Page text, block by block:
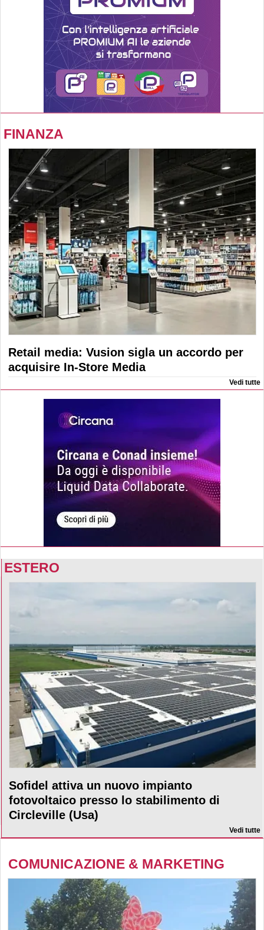
FINANZA
Retail media: Vusion sigla un accordo per
acquisire In-Store Media
Vedi tutte
ESTERO
Sofidel attiva un nuovo impianto
fotovoltaico presso lo stabilimento di
Circleville (Usa)
Vedi tutte
COMUNICAZIONE & MARKETING